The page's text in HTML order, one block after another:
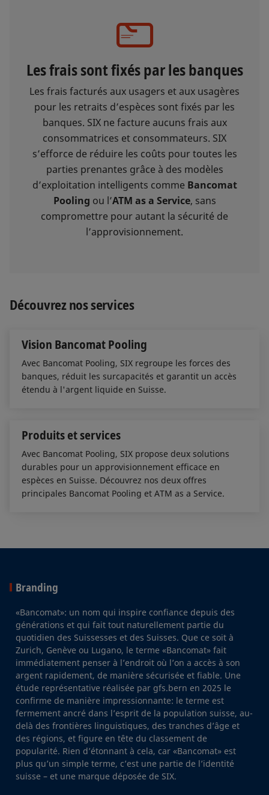
Les frais sont fixés par les banques
Les frais facturés aux usagers et aux usagères
pour les retraits d’espèces sont fixés par les
banques. SIX ne facture aucuns frais aux
consommatrices et consommateurs. SIX
s’efforce de réduire les coûts pour toutes les
parties prenantes grâce à des modèles
d’exploitation intelligents comme Bancomat
Pooling ou l’ATM as a Service, sans
compromettre pour autant la sécurité de
l’approvisionnement.
Découvrez nos services
Vision Bancomat Pooling
Avec Bancomat Pooling, SIX regroupe les forces des
banques, réduit les surcapacités et garantit un accès
étendu à l'argent liquide en Suisse.
Produits et services
Avec Bancomat Pooling, SIX propose deux solutions
durables pour un approvisionnement efficace en
espèces en Suisse. Découvrez nos deux offres
principales Bancomat Pooling et ATM as a Service.
Branding
«Bancomat»: un nom qui inspire confiance depuis des
générations et qui fait tout naturellement partie du
quotidien des Suissesses et des Suisses. Que ce soit à
Zurich, Genève ou Lugano, le terme «Bancomat» fait
immédiatement penser à l’endroit où l’on a accès à son
argent rapidement, de manière sécurisée et fiable. Une
étude représentative réalisée par gfs.bern en 2025 le
confirme de manière impressionnante: le terme est
fermement ancré dans l’esprit de la population suisse, au-
delà des frontières linguistiques, des tranches d’âge et
des régions, et figure en tête du classement de
popularité. Rien d’étonnant à cela, car «Bancomat» est
plus qu’un simple terme, c’est une partie de l’identité
suisse – et une marque déposée de SIX.